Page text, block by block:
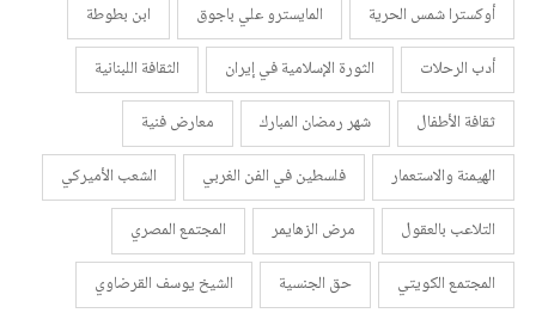
أوكسترا شمس الحرية
المايسترو علي باجوق
ابن بطوطة
أدب الرحلات
الثورة الإسلامية في إيران
الثقافة اللبنانية
ثقافة الأطفال
شهر رمضان المبارك
معارض فنية
الهيمنة والاستعمار
فلسطين في الفن الغربي
الشعب الأميركي
التلاعب بالعقول
مرض الزهايمر
المجتمع المصري
المجتمع الكويتي
حق الجنسية
الشيخ يوسف القرضاوي